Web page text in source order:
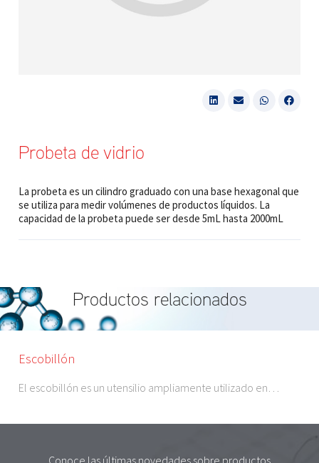
Probeta de vidrio
La probeta es un cilindro graduado con una base hexagonal que
se utiliza para medir volúmenes de productos líquidos. La
capacidad de la probeta puede ser desde 5mL hasta 2000mL
Productos relacionados
Escobillón
El escobillón es un utensilio ampliamente utilizado en…
Conoce las últimas novedades sobre productos